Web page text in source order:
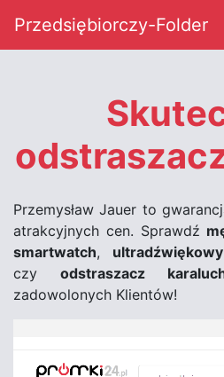
Przedsiębiorczy-Folder
Przemysław Jauer to
atrakcyjnych cen. Sprawdź
smartwatch,
czy odstraszacz
zadowolonych Klientów!